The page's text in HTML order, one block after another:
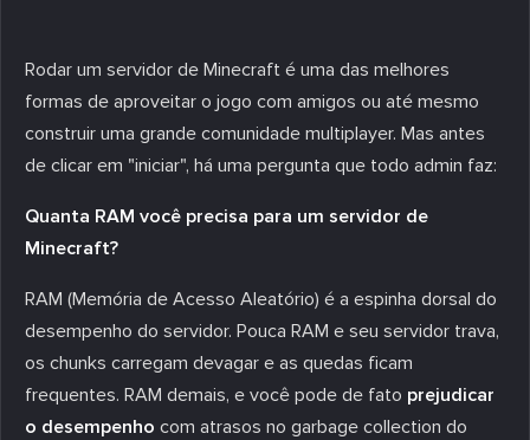
Rodar um servidor de Minecraft é uma das melhores
formas de aproveitar o jogo com amigos ou até mesmo
construir uma grande comunidade multiplayer. Mas antes
de clicar em "iniciar", há uma pergunta que todo admin faz:
Quanta RAM você precisa para um servidor de
Minecraft?
RAM (Memória de Acesso Aleatório) é a espinha dorsal do
desempenho do servidor. Pouca RAM e seu servidor trava,
os chunks carregam devagar e as quedas ficam
frequentes. RAM demais, e você pode de fato prejudicar
o desempenho com atrasos no garbage collection do